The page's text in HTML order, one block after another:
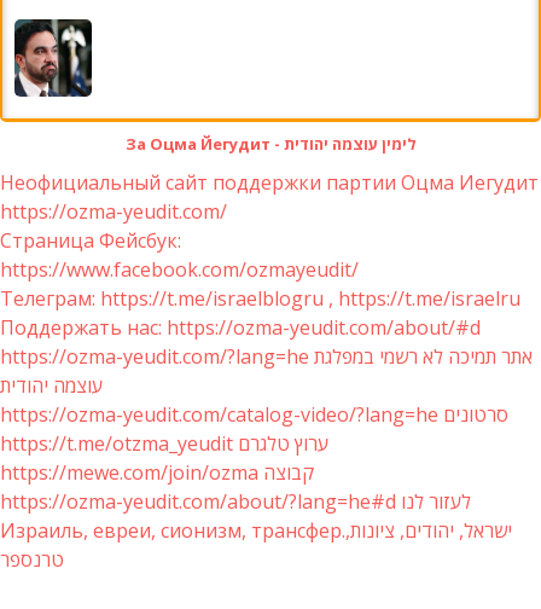
За Оцма Йегудит - לימין עוצמה יהודית
Неофициальный сайт поддержки партии Оцма Иегудит
https://ozma-yeudit.com/
Страница Фейсбук:
https://www.facebook.com/ozmayeudit/
Телеграм: https://t.me/israelblogru , https://t.me/israelru
Поддержать нас: https://ozma-yeudit.com/about/#d
https://ozma-yeudit.com/?lang=he אתר תמיכה לא רשמי במפלגת
עוצמה יהודית
https://ozma-yeudit.com/catalog-video/?lang=he סרטונים
https://t.me/otzma_yeudit ערוץ טלגרם
https://mewe.com/join/ozma קבוצה
https://ozma-yeudit.com/about/?lang=he#d לעזור לנו
Израиль, евреи, сионизм, трансфер.ישראל, יהודים, ציונות,
טרנספר